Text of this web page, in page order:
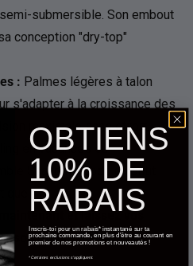
submersible. Son embout
conception "dry-top"
: Palmes légères à talon
s'adapter à la croissance des
maximale sans effort.
en vacances ou
Scaup Komodo garantit
et laissez vos
sous-marine !
OBTIENS
10% DE
RABAIS
Inscris-toi pour un rabais* instantané sur ta
prochaine commande, en plus d'être au courant en
premier de nos promotions et nouveautés !
*Certaines exclusions s'appliquent.